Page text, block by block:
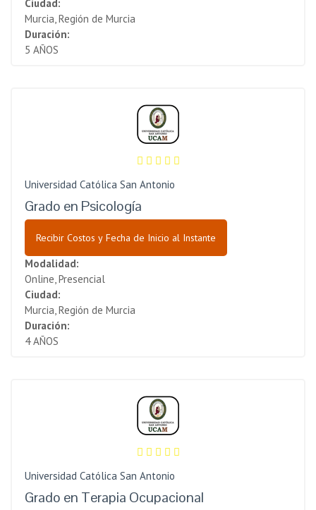
Ciudad:
Murcia, Región de Murcia
Duración:
5 AÑOS
Universidad Católica San Antonio
Grado en Psicología
Recibir Costos y Fecha de Inicio al Instante
Modalidad:
Online, Presencial
Ciudad:
Murcia, Región de Murcia
Duración:
4 AÑOS
Universidad Católica San Antonio
Grado en Terapia Ocupacional